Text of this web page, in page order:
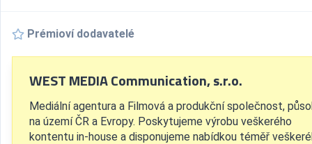
Prémioví dodavatelé
WEST MEDIA Communication, s.r.o.
Mediální agentura a Filmová a produkční společnost,
na území ČR a Evropy. Poskytujeme výrobu veškerého
kontentu in-house a disponujeme nabídkou téměř